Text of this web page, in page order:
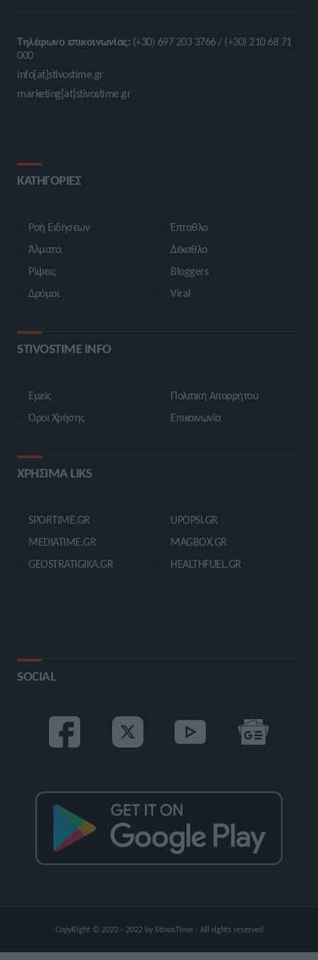
Τηλέφωνο επικοινωνίας: (+30) 697 203 3766 / (+30) 210 68 71
000
info[at]stivostime.gr
marketing[at]stivostime.gr
ΚΑΤΗΓΟΡΙΕΣ
Ροή Ειδήσεων
Άλματα
Ρίψεις
Δρόμοι
Έπταθλο
Δέκαθλο
Bloggers
Viral
STIVOSTIME INFO
Εμείς
Όροι Χρήσης
Πολιτική Απορρήτου
Επικοινωνία
ΧΡΗΣΙΜΑ LIKS
SPORTIME.GR
MEDIATIME.GR
GEOSTRATIGIKA.GR
UPOPSI.GR
MAGBOX.GR
HEALTHFUEL.GR
SOCIAL
CopyRight © 2022 - 2022 by StivosTime - All rights reserved